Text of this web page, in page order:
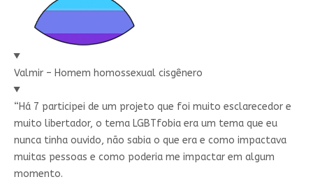
Valmir – Homem homossexual cisgênero
“Há 7 participei de um projeto que foi muito esclarecedor e
muito libertador, o tema LGBTfobia era um tema que eu
nunca tinha ouvido, não sabia o que era e como impactava
muitas pessoas e como poderia me impactar em algum
momento.